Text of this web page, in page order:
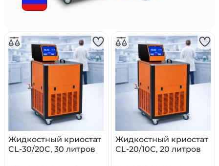
Жидкостный криостат
CL-30/20C, 30 литров
Жидкостный криостат
CL-20/10C, 20 литров